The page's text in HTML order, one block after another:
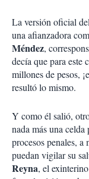
La versión oficial
una afianzadora
Méndez,
decía que para este
millones de pesos,
resultó lo mismo.
Y como él salió,
nada más una celda
procesos penales, a
puedan vigilar su
Reyna, el